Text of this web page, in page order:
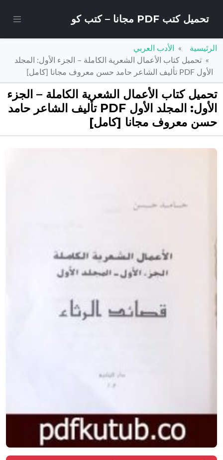
تحميل كتب PDF مجانا – كتب كو
الرئيسية
الأدب العربي
تحميل كتاب الأعمال الشعرية الكاملة – الجزء الأول: المجلد
الأول PDF تأليف الشاعر حامد حسن معروف مجانا [كامل]
تحميل كتاب الأعمال الشعرية الكاملة – الجزء
الأول: المجلد الأول PDF تأليف الشاعر حامد
حسن معروف مجانا [كامل]